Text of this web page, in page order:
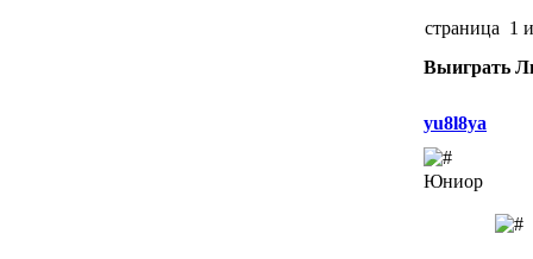
страница 1
Выиграть
yu8l8ya
Юниор